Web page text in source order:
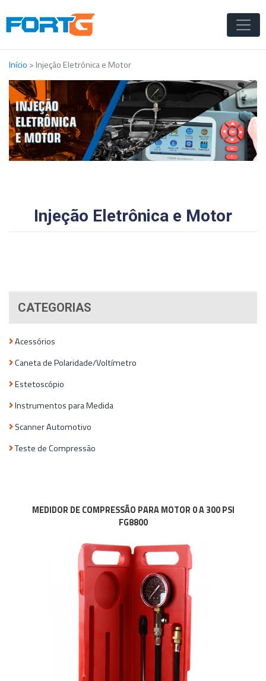
Início > Injeção Eletrônica e Motor
Injeção Eletrônica e Motor
CATEGORIAS
Acessórios
Caneta de Polaridade/Voltímetro
Estetoscópio
Instrumentos para Medida
Scanner Automotivo
Teste de Compressão
MEDIDOR DE COMPRESSÃO PARA MOTOR 0 A 300 PSI
FG8800